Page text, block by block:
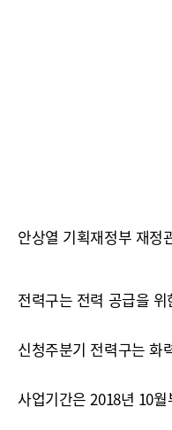
안상열 기획재정부 재정
전력구는 전력 공급을
신청주분기 전력구는 화
사업기간은 2018년 10